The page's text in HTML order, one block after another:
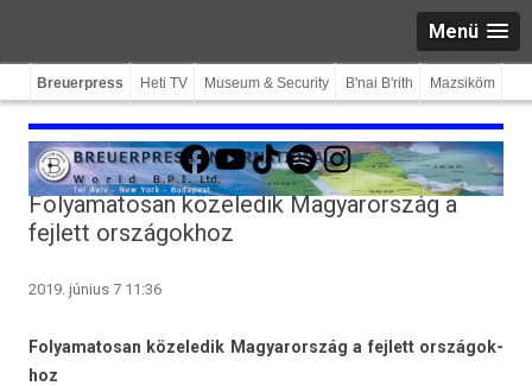
Menü
Breuerpress Heti TV Museum & Security B'nai B'rith Mazsiköm
Facebook
YouTube
TikTokSpotifyInstagram
Folyamatosan közeledik Magyarország a
fejlett országokhoz
2019. június 7 11:36
Folyamatosan közeledik Magyarország a fej­lett országok­
hoz